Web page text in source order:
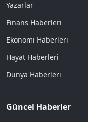
Yazarlar
Finans Haberleri
Ekonomi Haberleri
Hayat Haberleri
Dünya Haberleri
Güncel Haberler